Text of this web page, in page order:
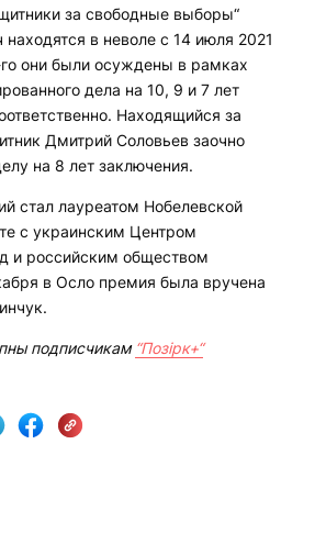
за свободные выборы“
в неволе с 14 июля 2021
они были осуждены в рамках
дела на 10, 9 и 7 лет
Находящийся за
Дмитрий Соловьев заочно
на 8 лет заключения.
стал лауреатом Нобелевской
с украинским Центром
и российским обществом
в Осло премия была вручена
подписчикам “Позірк+“